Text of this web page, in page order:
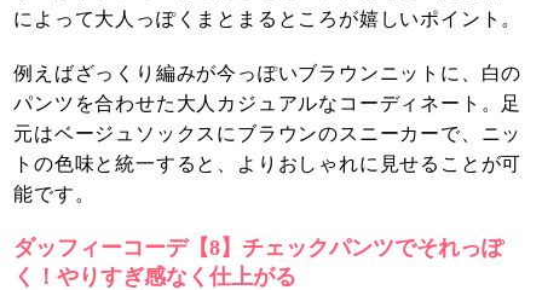
によって大人っぽくまとまるところが嬉しいポイント。
例えばざっくり編みが今っぽいブラウンニットに、白の
パンツを合わせた大人カジュアルなコーディネート。足
元はベージュソックスにブラウンのスニーカーで、ニッ
トの色味と統一すると、よりおしゃれに見せることが可
能です。
ダッフィーコーデ【8】チェックパンツでそれっぽ
く！やりすぎ感なく仕上がる